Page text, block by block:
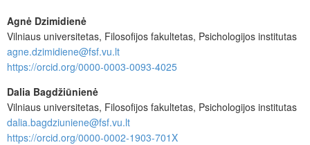
Agnė Dzimidienė
Vilniaus universitetas, Filosofijos fakultetas, Psichologijos institutas
agne.dzimidiene@fsf.vu.lt
https://orcid.org/0000-0003-0093-4025
Dalia Bagdžiūnienė
Vilniaus universitetas, Filosofijos fakultetas, Psichologijos institutas
dalia.bagdziuniene@fsf.vu.lt
https://orcid.org/0000-0002-1903-701X